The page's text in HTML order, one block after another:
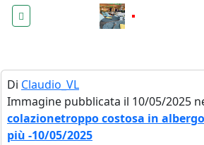
Di Claudio_VL
Immagine pubblicata il 10/05/2025
colazionetroppo costosa in
più -10/05/2025